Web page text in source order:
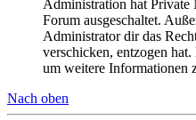
Administration hat Private
Forum ausgeschaltet.
Administrator dir das
verschicken, entzogen
um weitere Informationen
Nach oben